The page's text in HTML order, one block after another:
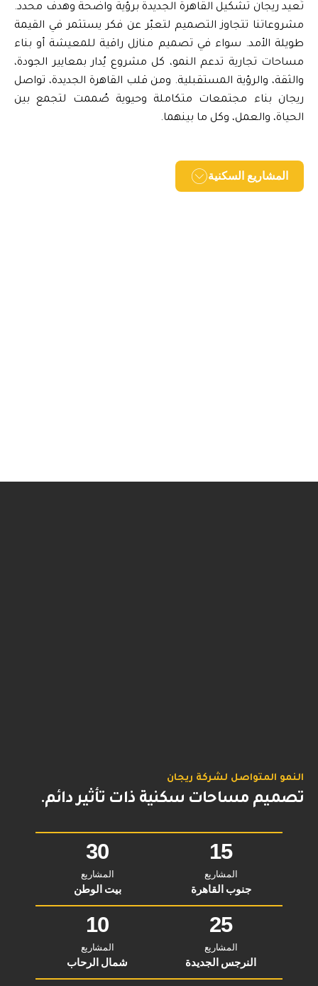
تُعيد ريجان تشكيل القاهرة الجديدة برؤية واضحة وهدف محدد.
مشروعاتنا تتجاوز التصميم لتعبّر عن فكر يستثمر في القيمة
طويلة الأمد. سواء في تصميم منازل راقية للمعيشة أو بناء
مساحات تجارية تدعم النمو، كل مشروع يُدار بمعايير الجودة،
والثقة، والرؤية المستقبلية. ومن قلب القاهرة الجديدة، تواصل
ريجان بناء مجتمعات متكاملة وحيوية صُممت لتجمع بين
الحياة، والعمل، وكل ما بينهما.
المشاريع السكنية
النمو المتواصل لشركة ريجان
تصميم مساحات سكنية ذات تأثير دائم.
15
المشاريع
جنوب القاهرة
30
المشاريع
بيت الوطن
25
المشاريع
النرجس الجديدة
10
المشاريع
شمال الرحاب